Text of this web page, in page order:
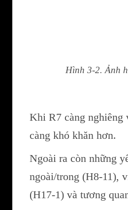
Hình 3-2. Ảnh
Khi R7 càng nghiêng
càng khó khăn hơn.
Ngoài ra còn những
ngoài/trong (H8-11),
(H17-1) và tương